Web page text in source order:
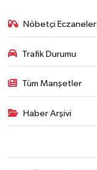
Nöbetçi Eczaneler
Trafik Durumu
Tüm Manşetler
Haber Arşivi